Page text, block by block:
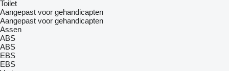
Toilet
Aangepast voor gehandicapten
Aangepast voor gehandicapten
Assen
ABS
ABS
EBS
EBS